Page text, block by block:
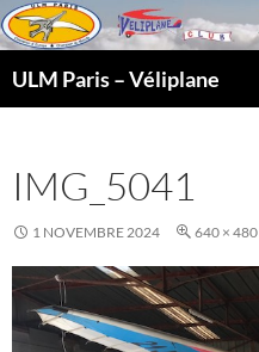
ULM Paris – Véliplane
IMG_5041
1 NOVEMBRE 2024 640 × 480